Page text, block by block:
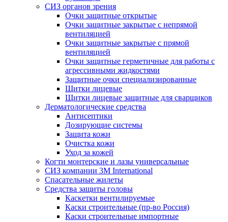
СИЗ органов зрения
Очки защитные открытые
Очки защитные закрытые с непрямой
вентиляцией
Очки защитные закрытые с прямой
вентиляцией
Очки защитные герметичные для работы с
агрессивными жидкостями
Защитные очки специализированные
Щитки лицевые
Щитки лицевые защитные для сварщиков
Дерматологические средства
Антисептики
Дозирующие системы
Защита кожи
Очистка кожи
Уход за кожей
Когти монтерские и лазы универсальные
СИЗ компании 3М International
Спасательные жилеты
Средства защиты головы
Каскетки вентилируемые
Каски строительные (пр-во Россия)
Каски строительные импортные